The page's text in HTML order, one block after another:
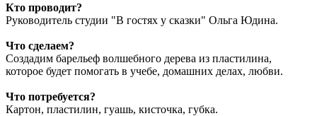
Кто проводит?
Руководитель студии "В гостях у сказки" Ольга Юдина.
Что сделаем?
Создадим барельеф волшебного дерева из пластилина,
которое будет помогать в учебе, домашних делах, любви.
Что потребуется?
Картон, пластилин, гуашь, кисточка, губка.